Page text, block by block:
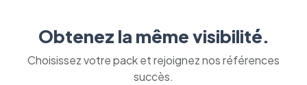
Obtenez la même visibilité.
Choisissez votre pack et rejoignez nos références
succès.